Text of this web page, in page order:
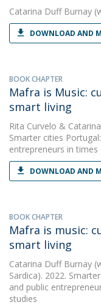
Catarina Duff Burnay
DOWNLOAD AND
BOOK CHAPTER
Mafra is Music:
smart living
Rita Curvelo &
Smarter cities
entrepreneurs in
DOWNLOAD AND
BOOK CHAPTER
Mafra is music:
smart living
Catarina Duff Burnay
Sardica). 2022.
and public
studies